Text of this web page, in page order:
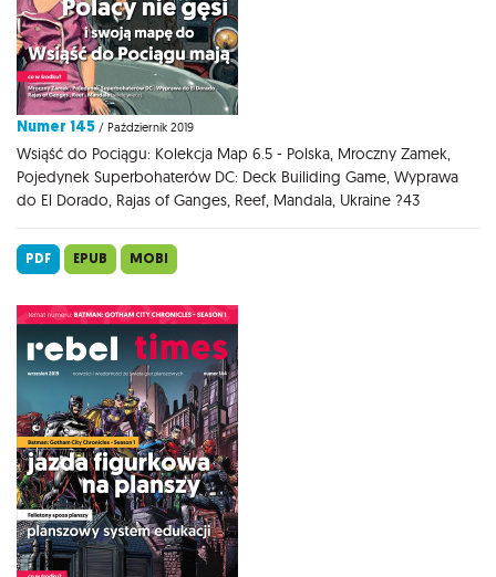
Numer 145 / Październik 2019
Wsiąść do Pociągu: Kolekcja Map 6.5 - Polska, Mroczny Zamek,
Pojedynek Superbohaterów DC: Deck Builiding Game, Wyprawa
do El Dorado, Rajas of Ganges, Reef, Mandala, Ukraine ?43
PDF EPUB MOBI